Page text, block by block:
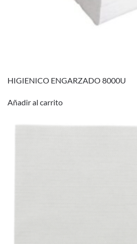
HIGIENICO ENGARZADO 8000U
Añadir al carrito